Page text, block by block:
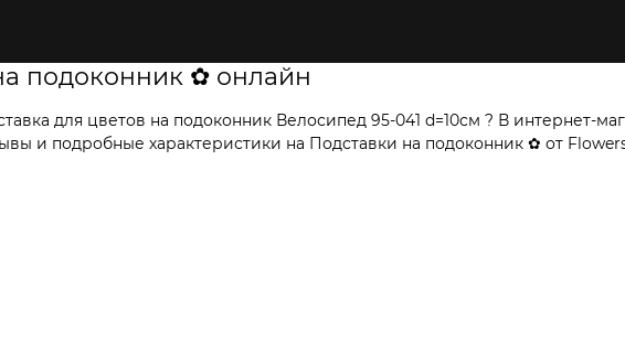
подоконник ✿ онлайн
для цветов на подоконник Велосипед 95-041 d=10см ? В интернет-
и подробные характеристики на Подставки на подоконник ✿ от